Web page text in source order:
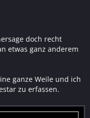
doch recht
etwas ganz anderem
ganze Weile und ich
zu erfassen.